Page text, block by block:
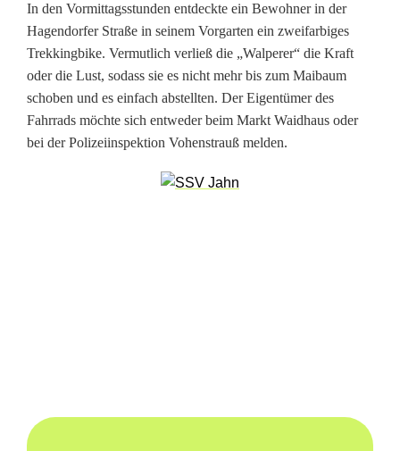
In den Vormittagsstunden entdeckte ein Bewohner in der
Hagendorfer Straße in seinem Vorgarten ein zweifarbiges
Trekkingbike. Vermutlich verließ die „Walperer“ die Kraft
oder die Lust, sodass sie es nicht mehr bis zum Maibaum
schoben und es einfach abstellten. Der Eigentümer des
Fahrrads möchte sich entweder beim Markt Waidhaus oder
bei der Polizeiinspektion Vohenstrauß melden.